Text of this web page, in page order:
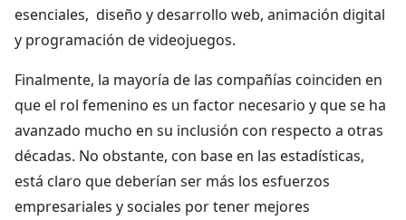
esenciales, diseño y desarrollo web, animación digital
y programación de videojuegos.
Finalmente, la mayoría de las compañías coinciden en
que el rol femenino es un factor necesario y que se ha
avanzado mucho en su inclusión con respecto a otras
décadas. No obstante, con base en las estadísticas,
está claro que deberían ser más los esfuerzos
empresariales y sociales por tener mejores